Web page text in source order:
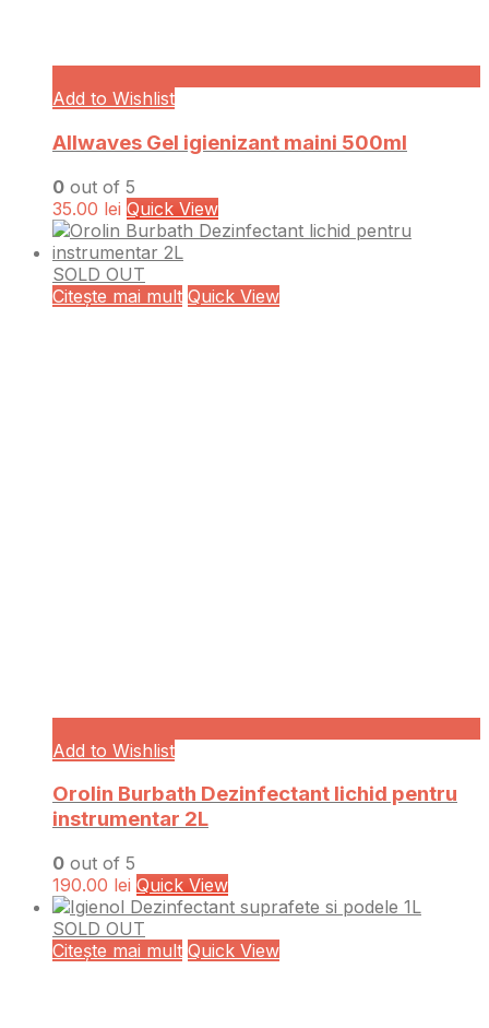
Add to Wishlist
Allwaves Gel igienizant maini 500ml
0 out of 5
35.00 lei Quick View
SOLD OUT
Citește mai mult Quick View
Add to Wishlist
Orolin Burbath Dezinfectant lichid pentru
instrumentar 2L
0 out of 5
190.00 lei Quick View
SOLD OUT
Citește mai mult Quick View